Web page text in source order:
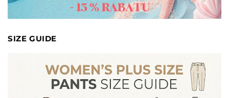
SIZE GUIDE